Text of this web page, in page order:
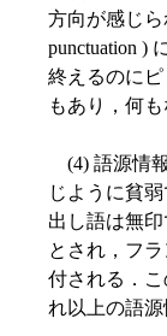
方向が感じら
punctuation )
終えるのに
もあり，何も
(4) 語源情
じように貧
出し語は無
とされ，フ
付される．
れ以上の語源